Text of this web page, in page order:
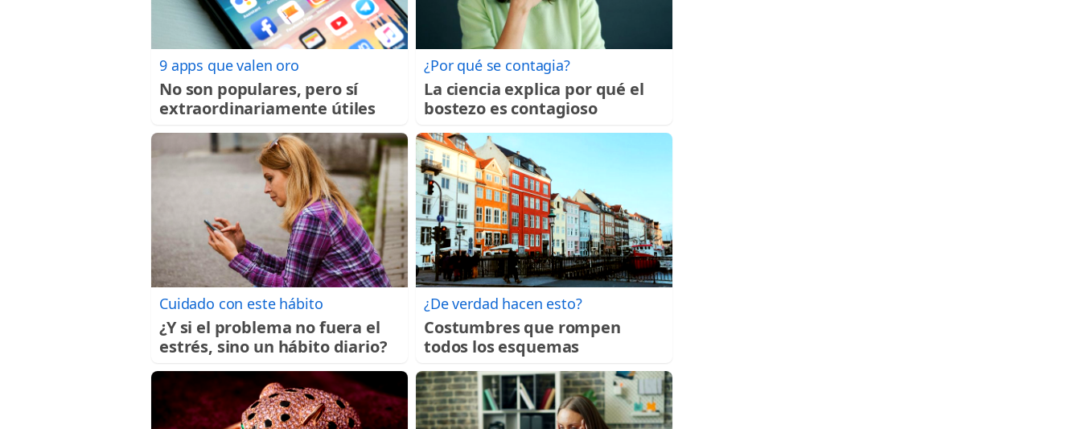
9 apps que valen oro
No son populares, pero sí
extraordinariamente útiles
¿Por qué se contagia?
La ciencia explica por qué el
bostezo es contagioso
Cuidado con este hábito
¿Y si el problema no fuera el
estrés, sino un hábito diario?
¿De verdad hacen esto?
Costumbres que rompen
todos los esquemas